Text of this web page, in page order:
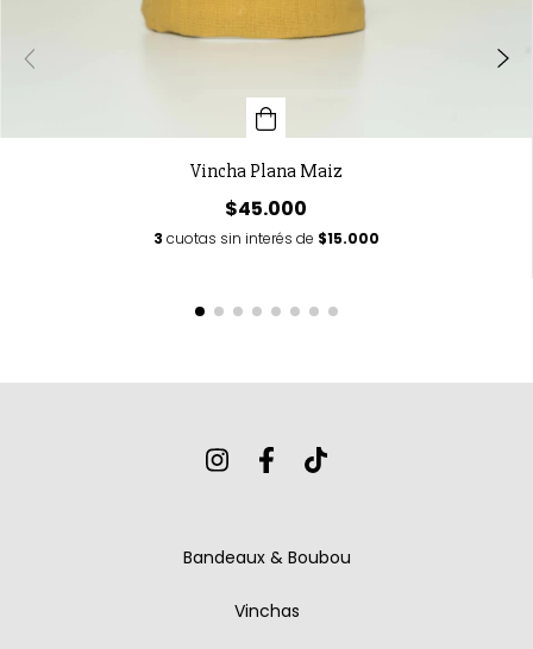
Vincha Plana Maiz
$45.000
3 cuotas sin interés de $15.000
Bandeaux & Boubou
Vinchas